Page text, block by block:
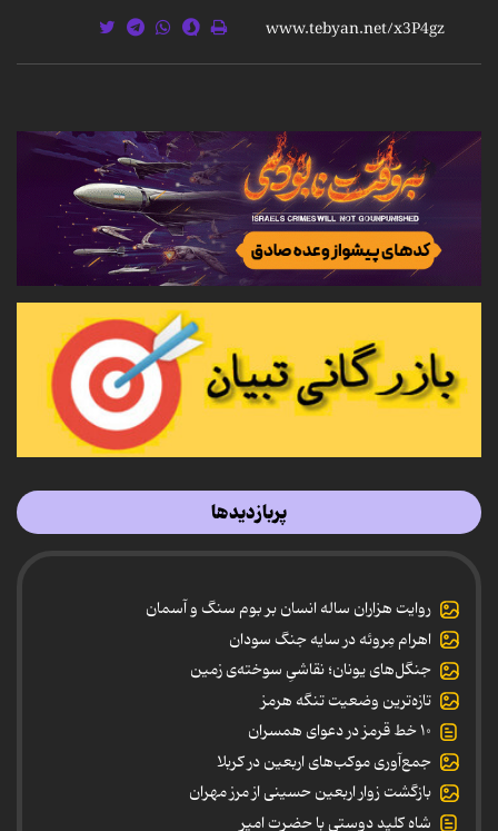
پربازدیدها
روایت هزاران ساله انسان بر بوم سنگ و آسمان
اهرام مِروئه در سایه جنگ سودان
جنگل‌های یونان؛ نقاشیِ سوخته‌ی زمین
تازه‌ترین وضعیت تنگه هرمز
۱۰ خط قرمز در دعوای همسران
جمع‌آوری موکب‌های اربعین در کربلا
بازگشت زوار اربعین حسینی از مرز مهران
شاه کلید دوستی با حضرت امیر